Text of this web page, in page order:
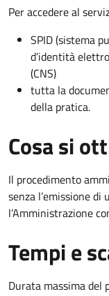
Per accedere al
SPID (sistema
d’identità
(CNS)
tutta la
della pratica.
Cosa si
Il procedimento
senza l’emissione
l’Amministrazione
Tempi e
Durata massima del